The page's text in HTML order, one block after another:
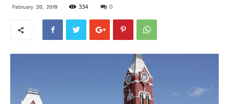
February 20, 2019 334 0